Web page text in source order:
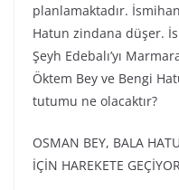
planlamaktadır.
Hatun zindana düşer.
Şeyh Edebalı’yı
Öktem Bey ve Bengi
tutumu ne olacaktır?
OSMAN BEY, BALA
İÇİN HAREKETE